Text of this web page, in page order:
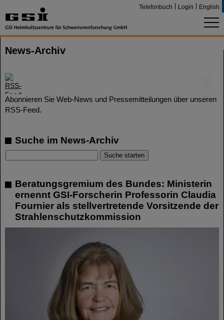
Telefonbuch Login English
News-Archiv
Abonnieren Sie Web-News und Pressemitteilungen über unseren
RSS-Feed.
Suche im News-Archiv
Beratungsgremium des Bundes: Ministerin
ernennt GSI-Forscherin Professorin Claudia
Fournier als stellvertretende Vorsitzende der
Strahlenschutzkommission